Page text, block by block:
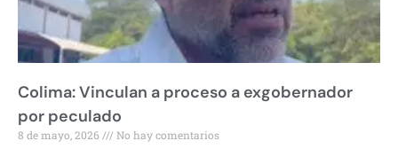
Colima: Vinculan a proceso a exgobernador
por peculado
8 de mayo, 2026 No hay comentarios